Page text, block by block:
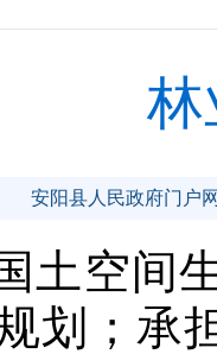
林
安阳县人民政府门户
土空间
划；承